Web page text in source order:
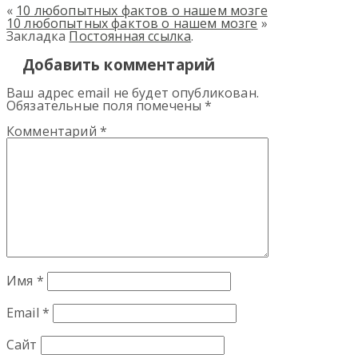
« 10 любопытных фактов о нашем мозге
10 любопытных фактов о нашем мозге »
Закладка Постоянная ссылка.
Добавить комментарий
Ваш адрес email не будет опубликован.
Обязательные поля помечены*
Комментарий *
Имя *
Email *
Сайт